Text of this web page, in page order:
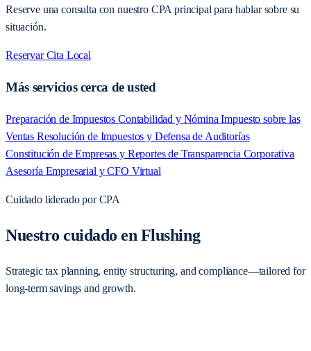
Reserve una consulta con nuestro CPA principal para hablar sobre su
situación.
Reservar Cita Local
Más servicios cerca de usted
Preparación de Impuestos Contabilidad y NóminaImpuesto sobre las
Ventas Resolución de Impuestos y Defensa de Auditorías
Constitución de Empresas y Reportes de Transparencia Corporativa
Asesoría Empresarial y CFO Virtual
Cuidado liderado por CPA
Nuestro cuidado en Flushing
Strategic tax planning, entity structuring, and compliance—tailored for
long-term savings and growth.